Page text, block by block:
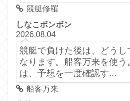
競艇修羅
しなこボンボン
2026.08.04
競艇で負けた後は、どうし
なります。船客万来を使う
は、予想を一度確認す...
船客万来